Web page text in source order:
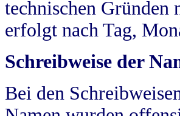
technischen Gründen
erfolgt nach Tag,
Schreibweise der
Bei den